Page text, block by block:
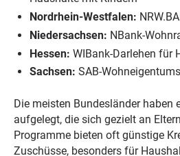
Nordrhein-Westfalen:
Niedersachsen: NBank-
Hessen: WIBank-Darlehen für
Sachsen: SAB-
Die meisten Bundesländer haben
aufgelegt, die sich gezielt an
Programme bieten oft günstige
Zuschüsse, besonders für